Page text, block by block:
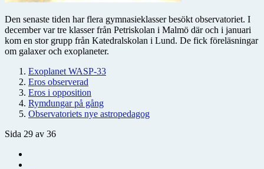
Den senaste tiden har flera gymnasieklasser besökt observatoriet. I
december var tre klasser från Petriskolan i Malmö där och i januari
kom en stor grupp från Katedralskolan i Lund. De fick föreläsningar
om galaxer och exoplaneter.
Exoplanet WASP-33
Eros observerad
Eros i opposition
Rymdungar på gång
Observatoriets nye astropedagog
Sida 29 av 36